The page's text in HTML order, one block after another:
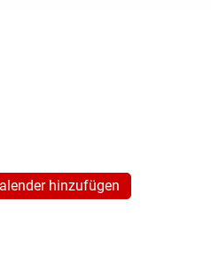
hinzufügen